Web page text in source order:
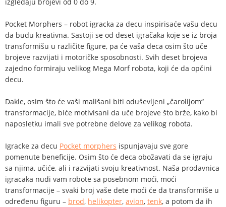
Pocket Morphers – robot igracka za decu inspirisaće vašu decu
da budu kreativna. Sastoji se od deset igračaka koje se iz broja
transformišu u različite figure, pa će vaša deca osim što uče
brojeve razvijati i motoričke sposobnosti. Svih deset brojeva
zajedno formiraju velikog Mega Morf robota, koji će da opčini
decu.
Dakle, osim što će vaši mališani biti oduševljeni „čarolijom“
transformacije, biće motivisani da uče brojeve što brže, kako bi
naposletku imali sve potrebne delove za velikog robota.
Igracke za decu Pocket morphers ispunjavaju sve gore
pomenute beneficije. Osim što će deca obožavati da se igraju
sa njima, učiće, ali i razvijati svoju kreativnost. Naša prodavnica
igracaka nudi vam robote sa posebnom moći, moći
transformacije – svaki broj vaše dete moći će da transformiše u
određenu figuru – brod, helikopter, avion, tenk, a potom da ih